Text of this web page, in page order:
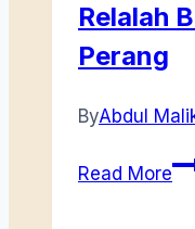
Relalah
Perang
ByAbdul
Read More